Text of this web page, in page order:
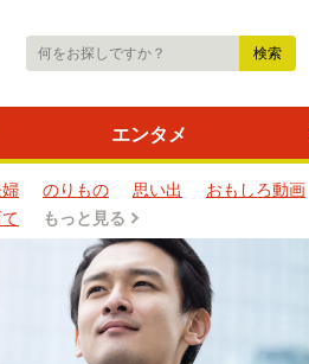
エンタメ
のりもの 思い出 おもしろ動画
もっと見る